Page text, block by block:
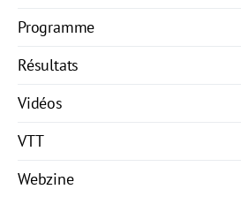
Programme
Résultats
Vidéos
VTT
Webzine